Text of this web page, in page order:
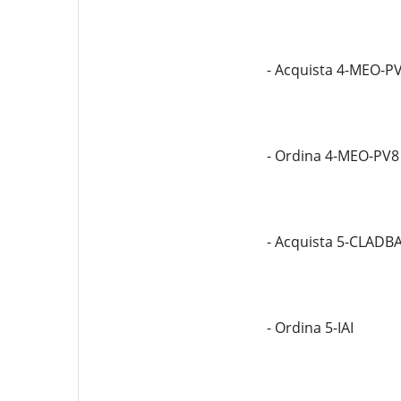
- Acquista 4-MEO-
- Ordina 4-MEO-PV8
- Acquista 5-
- Ordina 5-IAI